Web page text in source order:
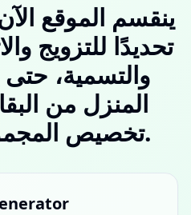
ينقسم الموقع
تحديدًا للتزويج
والتسمية،
المنزل من
تخصيص المجموعات الكاملة.